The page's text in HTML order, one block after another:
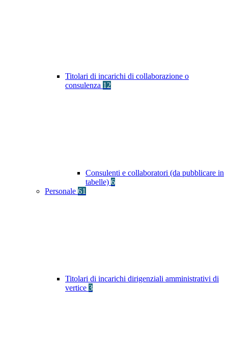
Titolari di incarichi di collaborazione o
consulenza 12
Consulenti e collaboratori (da pubblicare in
tabelle) 6
Personale 61
Titolari di incarichi dirigenziali amministrativi di
vertice 3